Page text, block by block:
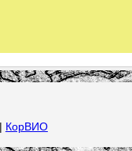
КорВИО